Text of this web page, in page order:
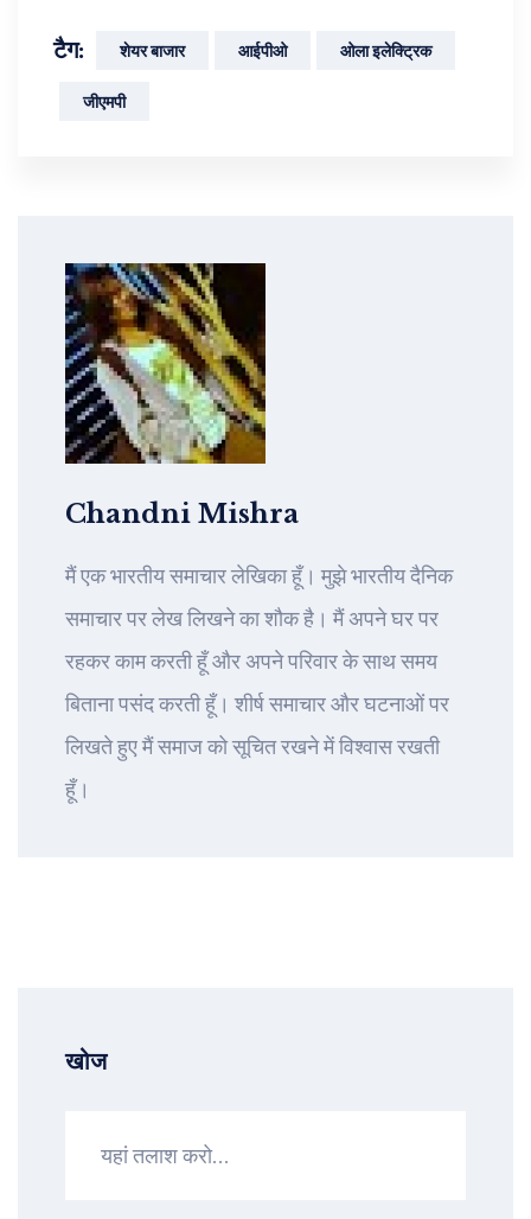
टैग: शेयर बाजार आईपीओ ओला इलेक्ट्रिक
जीएमपी
Chandni Mishra
मैं एक भारतीय समाचार लेखिका हूँ। मुझे भारतीय दैनिक
समाचार पर लेख लिखने का शौक है। मैं अपने घर पर
रहकर काम करती हूँ और अपने परिवार के साथ समय
बिताना पसंद करती हूँ। शीर्ष समाचार और घटनाओं पर
लिखते हुए मैं समाज को सूचित रखने में विश्वास रखती
हूँ।
खोज